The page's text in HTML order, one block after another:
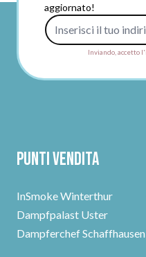
aggiornato!
Inviando, accetto
Punti vendita
InSmoke Winterthur
Dampfpalast Uster
Dampferchef Schaffhausen